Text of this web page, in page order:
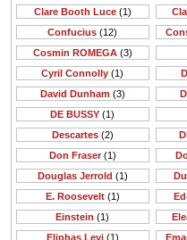
Clare Booth Luce(1)
Confucius (12)
Cosmin ROMEGA(3)
Cyril Connolly (1)
David Dunham (3)
DE BUSSY (1)
Descartes(2)
Don Fraser(1)
Douglas Jerrold (1)
E. Roosevelt(1)
Einstein (1)
Eliphas Levi(1)